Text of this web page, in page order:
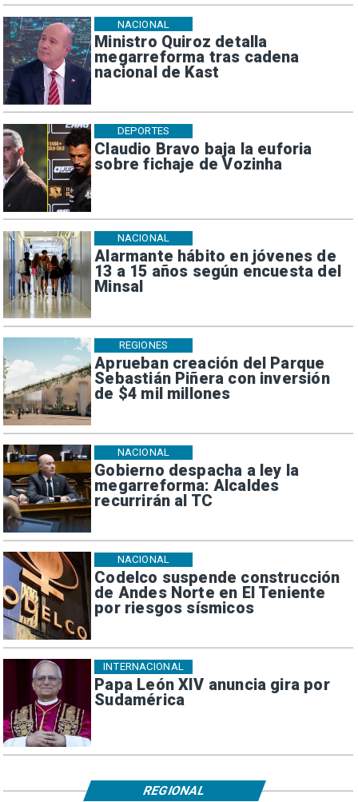
Ministro Quiroz detalla
megarreforma tras cadena
nacional de Kast
NACIONAL
Claudio Bravo baja la euforia
sobre fichaje de Vozinha
DEPORTES
Alarmante hábito en jóvenes de
13 a 15 años según encuesta del
Minsal
NACIONAL
Aprueban creación del Parque
Sebastián Piñera con inversión
de $4 mil millones
REGIONES
Gobierno despacha a ley la
megarreforma: Alcaldes
recurrirán al TC
NACIONAL
Codelco suspende construcción
de Andes Norte en El Teniente
por riesgos sísmicos
NACIONAL
Papa León XIV anuncia gira por
Sudamérica
INTERNACIONAL
REGIONAL